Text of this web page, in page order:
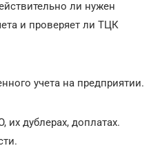
ли нужен
и проверяет ли ТЦК
учета на предприятии.
их дублерах, доплатах.